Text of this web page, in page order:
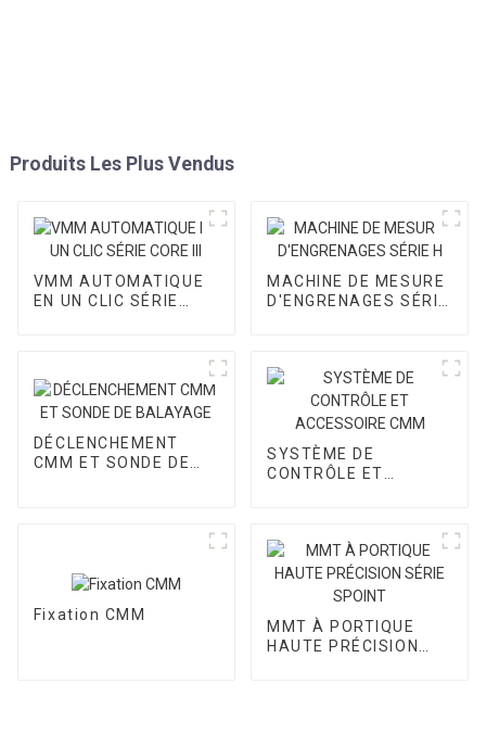
Produits Les Plus Vendus
VMM AUTOMATIQUE
EN UN CLIC SÉRIE
MACHINE DE MESURE
D'ENGRENAGES SÉRIE
DÉCLENCHEMENT
CMM ET SONDE DE
SYSTÈME DE
CONTRÔLE ET
Fixation CMM
MMT À PORTIQUE
HAUTE PRÉCISION